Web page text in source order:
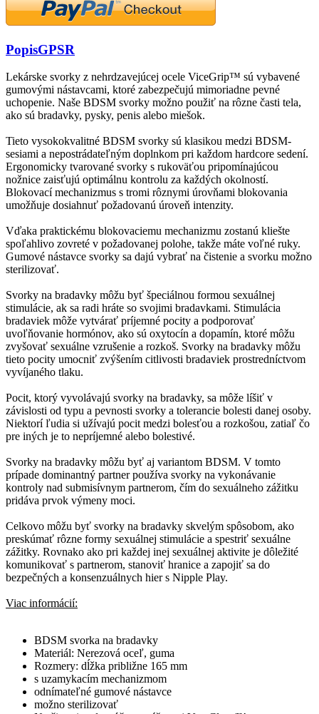
PopisGPSR
Lekárske svorky z nehrdzavejúcej ocele ViceGrip™ sú vybavené
gumovými nástavcami, ktoré zabezpečujú mimoriadne pevné
uchopenie. Naše BDSM svorky možno použiť na rôzne časti tela,
ako sú bradavky, pysky, penis alebo miešok.
Tieto vysokokvalitné BDSM svorky sú klasikou medzi BDSM-
sesiami a nepostrádateľným doplnkom pri každom hardcore sedení.
Ergonomicky tvarované svorky s rukoväťou pripomínajúcou
nožnice zaisťujú optimálnu kontrolu za každých okolností.
Blokovací mechanizmus s tromi rôznymi úrovňami blokovania
umožňuje dosiahnuť požadovanú úroveň intenzity.
Vďaka praktickému blokovaciemu mechanizmu zostanú kliešte
spoľahlivo zovreté v požadovanej polohe, takže máte voľné ruky.
Gumové nástavce svorky sa dajú vybrať na čistenie a svorku možno
sterilizovať.
Svorky na bradavky môžu byť špeciálnou formou sexuálnej
stimulácie, ak sa radi hráte so svojimi bradavkami. Stimulácia
bradaviek môže vytvárať príjemné pocity a podporovať
uvoľňovanie hormónov, ako sú oxytocín a dopamín, ktoré môžu
zvyšovať sexuálne vzrušenie a rozkoš. Svorky na bradavky môžu
tieto pocity umocniť zvýšením citlivosti bradaviek prostredníctvom
vyvíjaného tlaku.
Pocit, ktorý vyvolávajú svorky na bradavky, sa môže líšiť v
závislosti od typu a pevnosti svorky a tolerancie bolesti danej osoby.
Niektorí ľudia si užívajú pocit medzi bolesťou a rozkošou, zatiaľ čo
pre iných je to nepríjemné alebo bolestivé.
Svorky na bradavky môžu byť aj variantom BDSM. V tomto
prípade dominantný partner používa svorky na vykonávanie
kontroly nad submisívnym partnerom, čím do sexuálneho zážitku
pridáva prvok výmeny moci.
Celkovo môžu byť svorky na bradavky skvelým spôsobom, ako
preskúmať rôzne formy sexuálnej stimulácie a spestriť sexuálne
zážitky. Rovnako ako pri každej inej sexuálnej aktivite je dôležité
komunikovať s partnerom, stanoviť hranice a zapojiť sa do
bezpečných a konsenzuálnych hier s Nipple Play.
Viac informácií:
BDSM svorka na bradavky
Materiál: Nerezová oceľ, guma
Rozmery: dĺžka približne 165 mm
s uzamykacím mechanizmom
odnímateľné gumové nástavce
možno sterilizovať